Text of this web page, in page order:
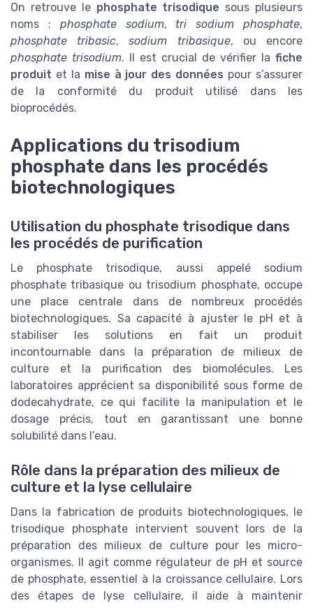
On retrouve le phosphate trisodique sous plusieurs
noms : phosphate sodium, tri sodium phosphate,
phosphate tribasic,sodium tribasique, ou encore
phosphate trisodium. Il est crucial de vérifier la fiche
produit et la mise à jour des données pour s’assurer
de la conformité du produit utilisé dans les
bioprocédés.
Applications du trisodium
phosphate dans les procédés
biotechnologiques
Utilisation du phosphate trisodique dans
les procédés de purification
Le phosphate trisodique, aussi appelé sodium
phosphate tribasique ou trisodium phosphate, occupe
une place centrale dans de nombreux procédés
biotechnologiques. Sa capacité à ajuster le pH et à
stabiliser les solutions en fait un produit
incontournable dans la préparation de milieux de
culture et la purification des biomolécules. Les
laboratoires apprécient sa disponibilité sous forme de
dodecahydrate, ce qui facilite la manipulation et le
dosage précis, tout en garantissant une bonne
solubilité dans l’eau.
Rôle dans la préparation des milieux de
culture et la lyse cellulaire
Dans la fabrication de produits biotechnologiques, le
trisodique phosphate intervient souvent lors de la
préparation des milieux de culture pour les micro-
organismes. Il agit comme régulateur de pH et source
de phosphate, essentiel à la croissance cellulaire. Lors
des étapes de lyse cellulaire, il aide à maintenir